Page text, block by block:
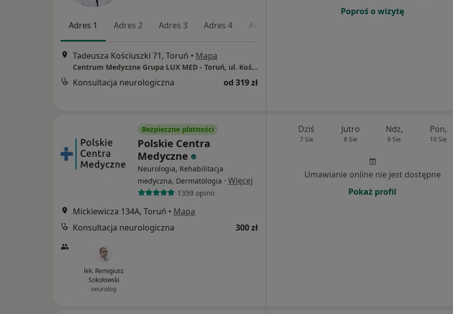
Adres 1 Adres 2 Adres 3 Adres 4 Adres 5
Tadeusza Kościuszki 71, Toruń • Mapa
Centrum Medyczne Grupa LUX MED - Toruń, ul. Kościuszki 71
Konsultacja neurologiczna od 319 zł
Poproś o wizytę
Bezpieczne płatności
Polskie Centra
Medyczne
Neurologia, Rehabilitacja
medyczna, Dermatologia · Więcej
1359 opinii
Mickiewicza 134A, Toruń • Mapa
Konsultacja neurologiczna
300 zł
lek. Remigiusz
Sokołowski
neurolog
Dziś
7 Sie
Jutro
8 Sie
Ndz,
9 Sie
Pon,
10 Sie
Umawianie online nie jest dostępne
Pokaż profil